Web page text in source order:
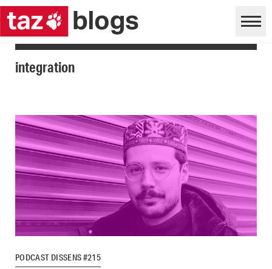
integration
PODCAST DISSENS #215